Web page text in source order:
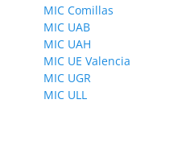
MIC Comillas
MIC UAB
MIC UAH
MIC UE Valencia
MIC UGR
MIC ULL